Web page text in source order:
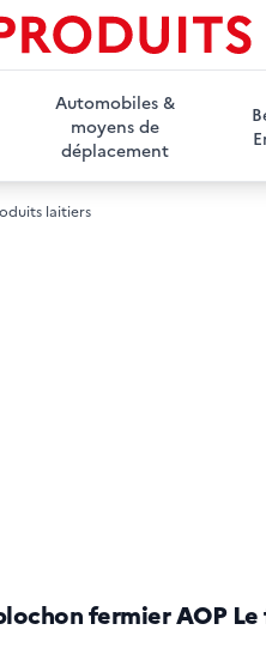
Automobiles &
moyens de
déplacement
laitiers
fermier AOP